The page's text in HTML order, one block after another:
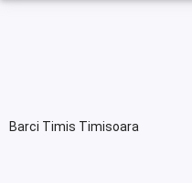
Barci Timis Timisoara